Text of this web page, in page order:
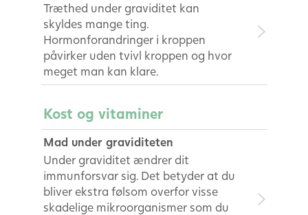
Træthed under graviditet kan
skyldes mange ting.
Hormonforandringer i kroppen
påvirker uden tvivl kroppen og hvor
meget man kan klare.
Kost og vitaminer
Mad under graviditeten
Under graviditet ændrer dit
immunforsvar sig. Det betyder at du
bliver ekstra følsom overfor visse
skadelige mikroorganismer som du